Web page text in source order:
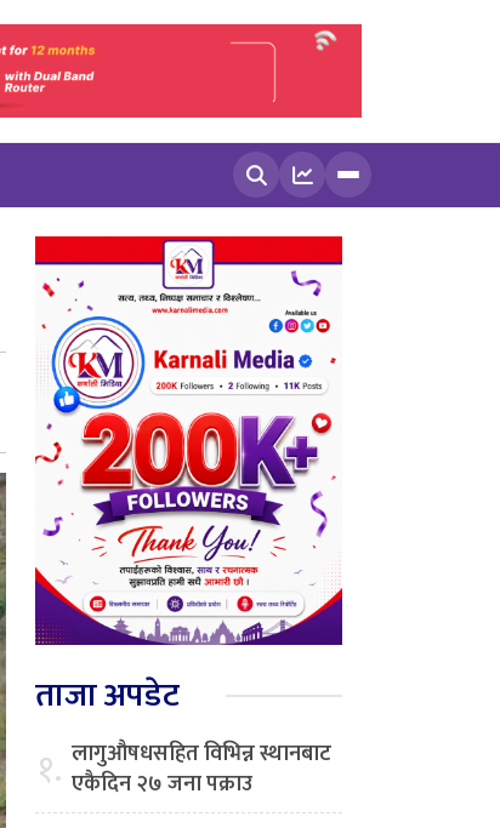
खोज्नुहोस
ताजा अपडेट
१. लागुऔषधसहित विभिन्न स्थानबाट
एकैदिन २७ जना पक्राउ